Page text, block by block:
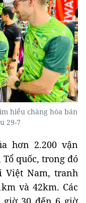
hiểu chàng hóa bán
29-7
hơn 2.200 vận
quốc, trong đó
Việt Nam, tranh
và 42km. Các